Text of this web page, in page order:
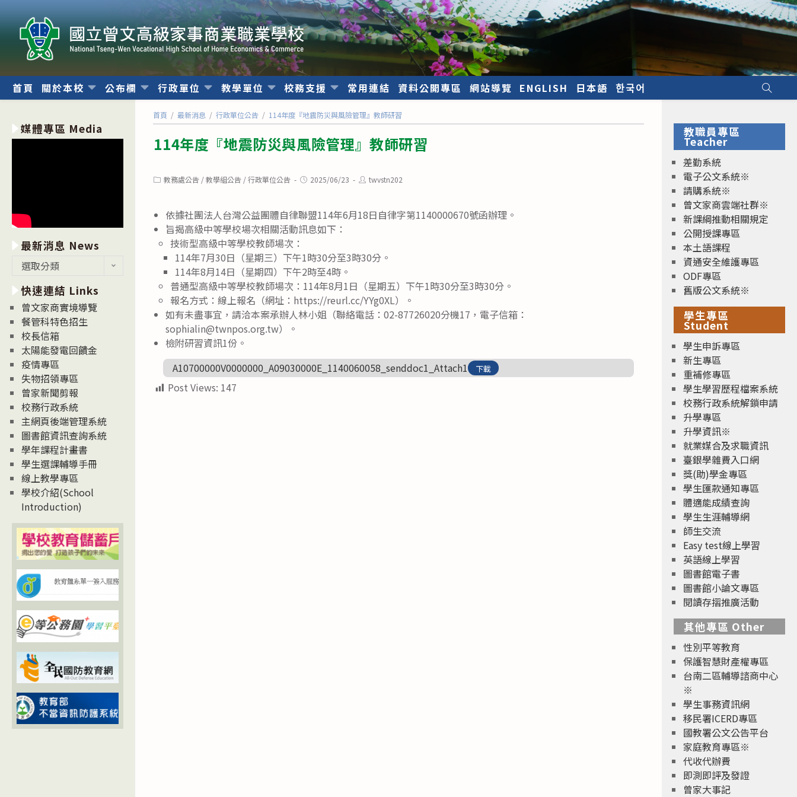
轉
內
首頁 關於本校 公布欄 行政單位 教學單位 校務支援 常用連結 資料公開專區 網站導覽 ENGLISH 日本語 한국어
首頁 / 最新消息 / 行政單位公告 / 114年度『地震防災與風險管理』教師研習
114年度『地震防災與風險管理』教師研習
Post教務處公告 / 教學組公告 / 行政單位公告
Post2025/06/23
Posttwvstn202
依據社團法人台灣公益團體自律聯盟114年6月18日自律字第1140000670號函辦理。
旨揭高級中等學校場次相關活動訊息如下：
技術型高級中等學校教師場次：
114年7月30日（星期三）下午1時30分至3時30分。
114年8月14日（星期四）下午2時至4時。
普通型高級中等學校教師場次：114年8月1日（星期五）下午1時30分至3時30分。
報名方式：線上報名（網址：https://reurl.cc/YYg0XL）。
如有未盡事宜，請洽本案承辦人林小姐（聯絡電話：02-87726020分機17，電子信箱：
sophialin@twnpos.org.tw）。
檢附研習資訊1份。
A10700000V0000000_A09030000E_1140060058_senddoc1_Attach1
下載
Post Views: 147
媒體專區 Media
最新消息 News
消
息
News
選取分類
快速連結 Links
曾文家商實境導覽
餐管科特色招生
校長信箱
太陽能發電回饋金
疫情專區
失物招領專區
曾家新聞剪報
校務行政系統
主網頁後端管理系統
圖書館資訊查詢系統
學年課程計畫書
學生選課輔導手冊
線上教學專區
學校介紹(School
Introduction)
教職員專區
Teacher
差勤系統
電子公文系統※
請購系統※
曾文家商雲端社群※
新課綱推動相關規定
公開授課專區
本土語課程
資通安全維護專區
ODF專區
舊版公文系統※
學生專區
Student
學生申訴專區
新生專區
重補修專區
學生學習歷程檔案系統
校務行政系統解鎖申請
升學專區
升學資訊※
就業媒合及求職資訊
臺銀學雜費入口網
獎(助)學金專區
學生匯款通知專區
體適能成績查詢
學生生涯輔導網
師生交流
Easy test線上學習
英語線上學習
圖書館電子書
圖書館小論文專區
閱讀存摺推廣活動
其他專區 Other
性別平等教育
保護智慧財產權專區
台南二區輔導諮商中心
※
學生事務資訊網
移民署ICERD專區
國教署公文公告平台
家庭教育專區※
代收代辦費
即測即評及發證
曾家大事記